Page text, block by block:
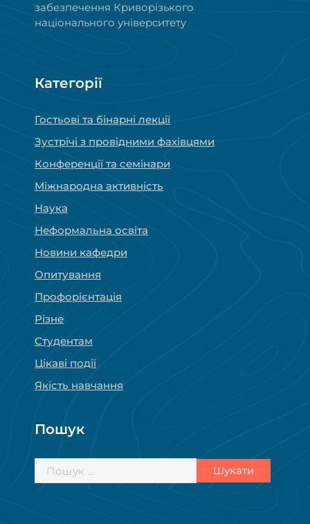
забезпечення Криворізького
національного університету
Категорії
Гостьові та бінарні лекції
Зустрічі з провідними фахівцями
Конференції та семінари
Міжнародна активність
Наука
Неформальна освіта
Новини кафедри
Опитування
Профорієнтація
Різне
Студентам
Цікаві події
Якість навчання
Пошук
Пошук: